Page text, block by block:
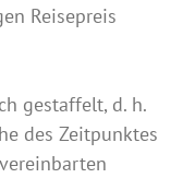
Reisepreis
gestaffelt, d. h.
des Zeitpunktes